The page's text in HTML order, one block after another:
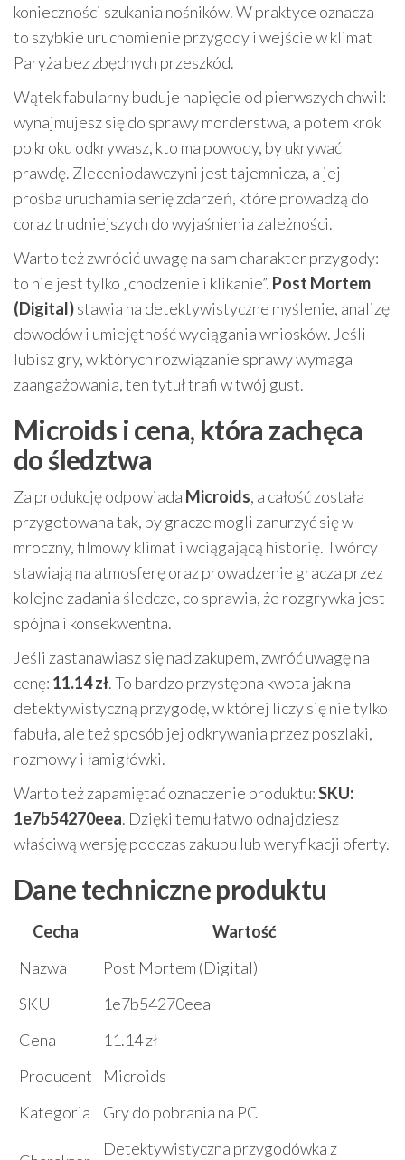
konieczności szukania nośników. W praktyce oznacza
to szybkie uruchomienie przygody i wejście w klimat
Paryża bez zbędnych przeszkód.
Wątek fabularny buduje napięcie od pierwszych chwil:
wynajmujesz się do sprawy morderstwa, a potem krok
po kroku odkrywasz, kto ma powody, by ukrywać
prawdę. Zleceniodawczyni jest tajemnicza, a jej
prośba uruchamia serię zdarzeń, które prowadzą do
coraz trudniejszych do wyjaśnienia zależności.
Warto też zwrócić uwagę na sam charakter przygody:
to nie jest tylko „chodzenie i klikanie”. Post Mortem
(Digital)stawia na detektywistyczne myślenie, analizę
dowodów i umiejętność wyciągania wniosków. Jeśli
lubisz gry, w których rozwiązanie sprawy wymaga
zaangażowania, ten tytuł trafi w twój gust.
Microids i cena, która zachęca
do śledztwa
Za produkcję odpowiada Microids, a całość została
przygotowana tak, by gracze mogli zanurzyć się w
mroczny, filmowy klimat i wciągającą historię. Twórcy
stawiają na atmosferę oraz prowadzenie gracza przez
kolejne zadania śledcze, co sprawia, że rozgrywka jest
spójna i konsekwentna.
Jeśli zastanawiasz się nad zakupem, zwróć uwagę na
cenę: 11.14 zł. To bardzo przystępna kwota jak na
detektywistyczną przygodę, w której liczy się nie tylko
fabuła, ale też sposób jej odkrywania przez poszlaki,
rozmowy i łamigłówki.
Warto też zapamiętać oznaczenie produktu:SKU:
1e7b54270eea. Dzięki temu łatwo odnajdziesz
właściwą wersję podczas zakupu lub weryfikacji oferty.
Dane techniczne produktu
Cecha
Wartość
Nazwa
Post Mortem (Digital)
SKU
1e7b54270eea
Cena
11.14 zł
Producent
Microids
Kategoria
Gry do pobrania na PC
Detektywistyczna przygodówka z